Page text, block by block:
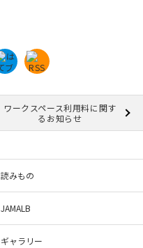
ワークスペース利用料に関す
るお知らせ
読みもの
JAMALB
ギャラリー